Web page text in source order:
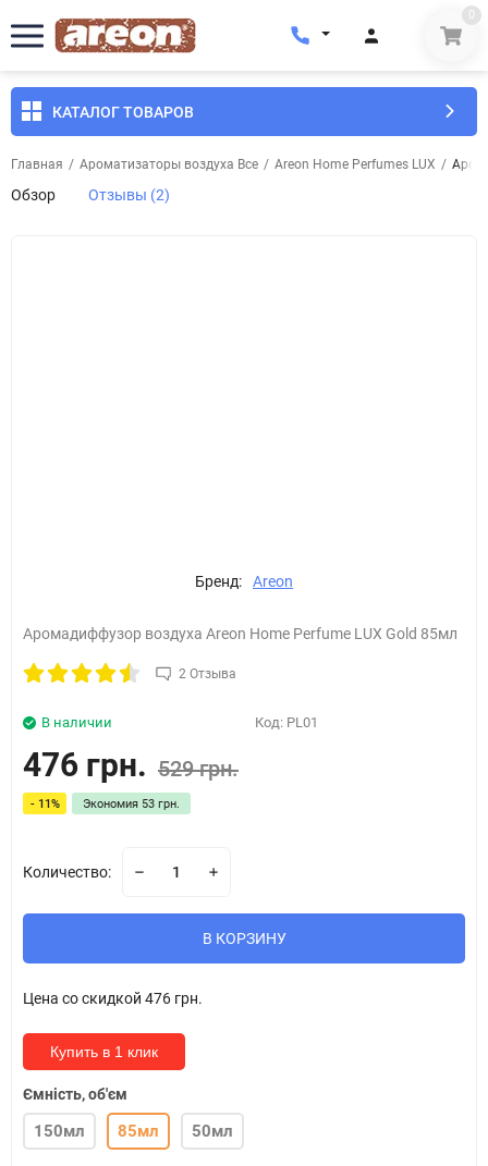
0
КАТАЛОГ ТОВАРОВ
Главная / Ароматизаторы воздуха Все / Areon Home Perfumes LUX /
Обзор Отзывы (2)
Бренд: Areon
Аромадиффузор воздуха Areon Home Perfume LUX Gold 85мл
2 Отзыва
В наличии Код: PL01
476 грн. 529 грн.
- 11% Экономия 53 грн.
Количество:
В КОРЗИНУ
Цена со скидкой 476 грн.
Купить в 1 клик
Ємність, об'єм
150мл 85мл 50мл